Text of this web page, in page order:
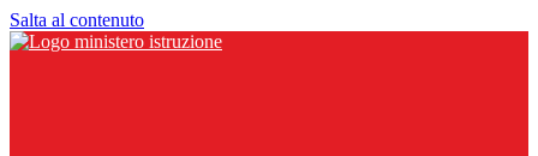
Salta al contenuto